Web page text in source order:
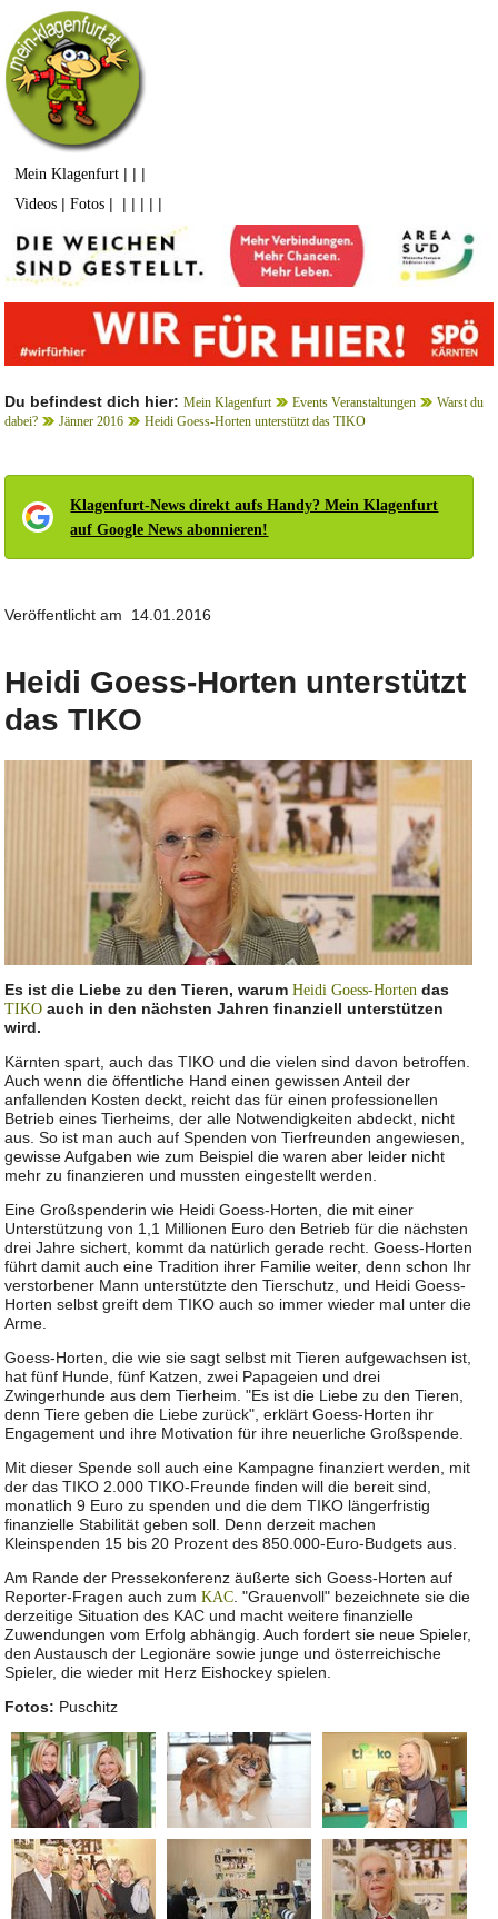
Mein Klagenfurt | | |
Videos |Fotos | | | | | |
Du befindest dich hier: Mein Klagenfurt Events Veranstaltungen
Warst du
dabei?
Jänner 2016 Heidi Goess-Horten unterstützt das TIKO
Klagenfurt-News direkt aufs Handy? Mein Klagenfurt
auf Google News abonnieren!
Veröffentlicht am 14.01.2016
Heidi Goess-Horten unterstützt
das TIKO
Es ist die Liebe zu den Tieren, warumHeidi Goess-Horten das
TIKO auch in den nächsten Jahren finanziell unterstützen
wird.
Kärnten spart, auch das TIKO und die vielen sind davon betroffen.
Auch wenn die öffentliche Hand einen gewissen Anteil der
anfallenden Kosten deckt, reicht das für einen professionellen
Betrieb eines Tierheims, der alle Notwendigkeiten abdeckt, nicht
aus. So ist man auch auf Spenden von Tierfreunden angewiesen,
gewisse Aufgaben wie zum Beispiel die waren aber leider nicht
mehr zu finanzieren und mussten eingestellt werden.
Eine Großspenderin wie Heidi Goess-Horten, die mit einer
Unterstützung von 1,1 Millionen Euro den Betrieb für die nächsten
drei Jahre sichert, kommt da natürlich gerade recht. Goess-Horten
führt damit auch eine Tradition ihrer Familie weiter, denn schon Ihr
verstorbener Mann unterstützte den Tierschutz, und Heidi Goess-
Horten selbst greift dem TIKO auch so immer wieder mal unter die
Arme.
Goess-Horten, die wie sie sagt selbst mit Tieren aufgewachsen ist,
hat fünf Hunde, fünf Katzen, zwei Papageien und drei
Zwingerhunde aus dem Tierheim. "Es ist die Liebe zu den Tieren,
denn Tiere geben die Liebe zurück", erklärt Goess-Horten ihr
Engagement und ihre Motivation für ihre neuerliche Großspende.
Mit dieser Spende soll auch eine Kampagne finanziert werden, mit
der das TIKO 2.000 TIKO-Freunde finden will die bereit sind,
monatlich 9 Euro zu spenden und die dem TIKO längerfristig
finanzielle Stabilität geben soll. Denn derzeit machen
Kleinspenden 15 bis 20 Prozent des 850.000-Euro-Budgets aus.
Am Rande der Pressekonferenz äußerte sich Goess-Horten auf
Reporter-Fragen auch zumKAC . "Grauenvoll" bezeichnete sie die
derzeitige Situation des KAC und macht weitere finanzielle
Zuwendungen vom Erfolg abhängig. Auch fordert sie neue Spieler,
den Austausch der Legionäre sowie junge und österreichische
Spieler, die wieder mit Herz Eishockey spielen.
Fotos: Puschitz